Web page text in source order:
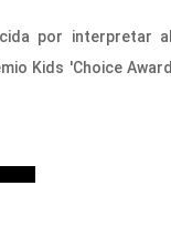
por interpretar al
Kids 'Choice Award